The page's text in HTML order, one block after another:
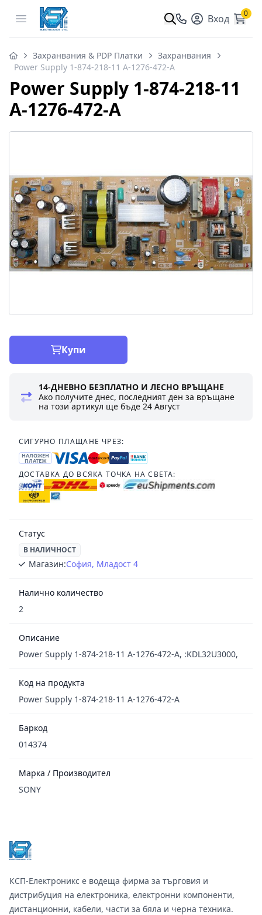
Open menu Вход 0
Захранвания & PDP Платки
Захранвания
Power Supply 1-874-218-11 A-1276-472-A
Power Supply 1-874-218-11
A-1276-472-A
Купи
14-ДНЕВНО БЕЗПЛАТНО И ЛЕСНО ВРЪЩАНЕ
Ако получите днес, последният ден за връщане
на този артикул ще бъде24 Август
СИГУРНО ПЛАЩАНЕ ЧРЕЗ:
НАЛОЖЕН
ПЛАТЕЖ
ДОСТАВКА ДО ВСЯКА ТОЧКА НА СВЕТА:
Статус
В НАЛИЧНОСТ
Магазин:София, Младост 4
Налично количество
2
Описание
Power Supply 1-874-218-11 A-1276-472-A, :KDL32U3000,
Код на продукта
Power Supply 1-874-218-11 A-1276-472-A
Баркод
014374
Марка / Производител
SONY
КСП-Електроникс е водеща фирма за търговия и
дистрибуция на електроника, електронни компоненти,
дистанционни, кабели, части за бяла и черна техника.